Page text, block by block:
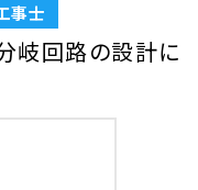
事士
岐回路の設計に